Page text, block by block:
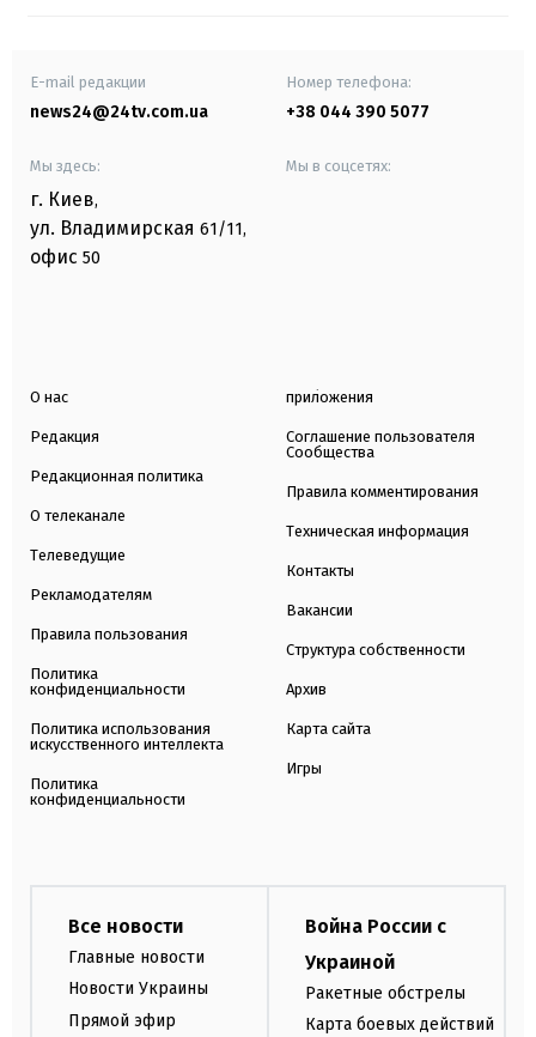
E-mail редакции
news24@24tv.com.ua
Номер телефона:
+38 044 390 5077
Мы здесь:
г. Киев,
ул. Владимирская 61/11,
офис 50
Мы в соцсетях:
О нас
Редакция
Редакционная политика
О телеканале
Телеведущие
Рекламодателям
Правила пользования
Политика
конфиденциальности
Политика использования
искусственного интеллекта
Политика
конфиденциальности
приложения
Соглашение пользователя
Сообщества
Правила комментирования
Техническая информация
Контакты
Вакансии
Структура собственности
Архив
Карта сайта
Игры
Все новости
Главные новости
Новости Украины
Прямой эфир
Война России с
Украиной
Ракетные обстрелы
Карта боевых действий